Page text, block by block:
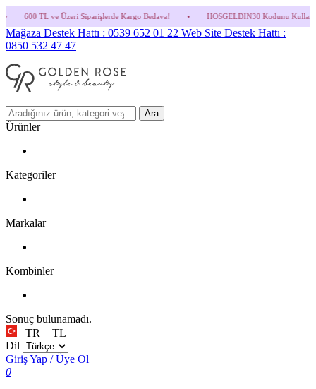
Siparişlerde Kargo Bedava! • HOSGELDIN30 Kodunu Kullanmayı Unutma!
Mağaza Destek Hattı : 0539 652 01 22 Web Site Destek Hattı :
0850 532 47 47
Ara
Ürünler
Kategoriler
Markalar
Kombinler
Sonuç bulunamadı.
TR − TL
Dil
Giriş Yap / Üye Ol
0